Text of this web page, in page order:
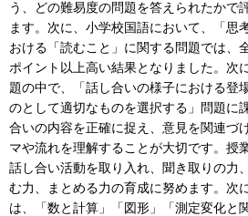
う、どの難易度の問題を答えられたかで
ます。次に、小学校国語において、「思
おける「読むこと」に関する問題では、
ポイント以上高い結果となりました。次
題の中で、「話し合いの様子における登
のとして適切なものを選択する」問題に
合いの内容を正確に捉え、意見を関連づ
マや流れを理解することが大切です。授
話し合い活動を取り入れ、聞き取りの力
む力、まとめる力の育成に努めます。次
は、「数と計算」「図形」「測定変化と